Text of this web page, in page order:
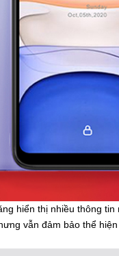
hiển thị nhiều thông tin
vẫn đảm bảo thể